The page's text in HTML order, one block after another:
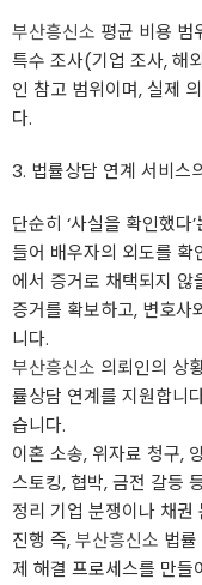
부산흥신소 평균 비용 범
특수 조사(기업 조사, 해
인 참고 범위이며, 실제
다.
3. 법률상담 연계 서비스
단순히 ‘사실을 확인했
들어 배우자의 외도를 확
에서 증거로 채택되지 않
증거를 확보하고, 변호사
니다.
부산흥신소 의뢰인의 상
률상담 연계를 지원합니
습니다.
이혼 소송, 위자료 청구,
스토킹, 협박, 금전 갈등
정리 기업 분쟁이나 채
진행 즉,부산흥신소 법
제 해결 프로세스를 만들